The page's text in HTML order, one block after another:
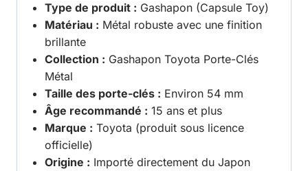
Type de produit : Gashapon (Capsule Toy)
Matériau : Métal robuste avec une finition
brillante
Collection : Gashapon Toyota Porte-Clés
Métal
Taille des porte-clés : Environ 54 mm
Âge recommandé : 15 ans et plus
Marque : Toyota (produit sous licence
officielle)
Origine : Importé directement du Japon